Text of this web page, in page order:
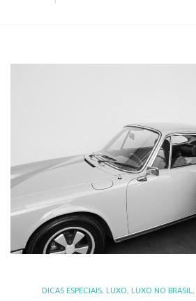
DICAS ESPECIAIS, LUXO, LUXO NO BRASIL,